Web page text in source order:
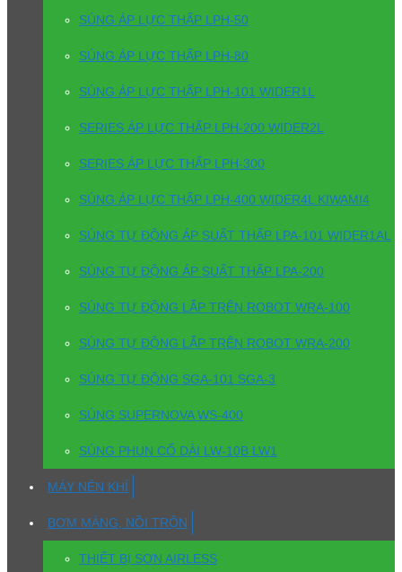
SÚNG ÁP LỰC THẤP LPH-50
SÚNG ÁP LỰC THẤP LPH-80
SÚNG ÁP LỰC THẤP LPH-101 WIDER1L
SERIES ÁP LỰC THẤP LPH-200 WIDER2L
SERIES ÁP LỰC THẤP LPH-300
SÚNG ÁP LỰC THẤP LPH-400 WIDER4L KIWAMI4
SÚNG TỰ ĐỘNG ÁP SUẤT THẤP LPA-101 WIDER1AL
SÚNG TỰ ĐỘNG ÁP SUẤT THẤP LPA-200
SÚNG TỰ ĐỘNG LẮP TRÊN ROBOT WRA-100
SÚNG TỰ ĐỘNG LẮP TRÊN ROBOT WRA-200
SÚNG TỰ ĐỘNG SGA-101 SGA-3
SÚNG SUPERNOVA WS-400
SÚNG PHUN CỔ DÀI LW-10B LW1
MÁY NÉN KHÍ
BƠM MÀNG, NỒI TRỘN
THIẾT BỊ SƠN AIRLESS